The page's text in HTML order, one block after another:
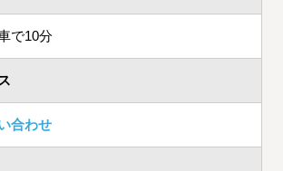
で10分
合わせ